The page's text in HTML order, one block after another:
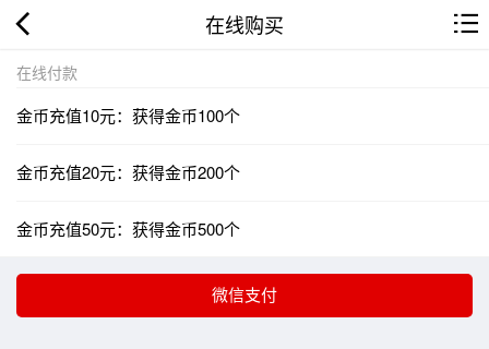
在线购买
在线付款
金币充值10元：获得金币100个
金币充值20元：获得金币200个
金币充值50元：获得金币500个